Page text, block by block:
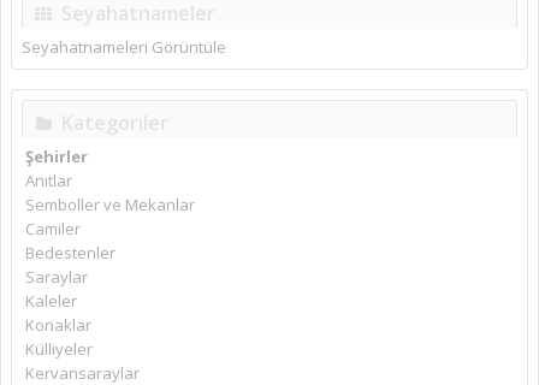
Seyahatnameler
Seyahatnameleri Görüntüle
Kategoriler
Şehirler
Anıtlar
Semboller ve Mekanlar
Camiler
Bedestenler
Saraylar
Kaleler
Konaklar
Külliyeler
Kervansaraylar